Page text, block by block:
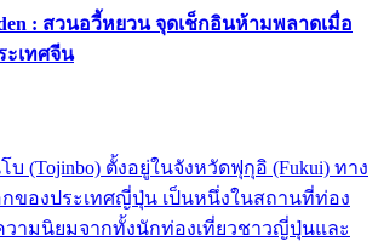
: สวนอวี้หยวน จุดเช็กอินห้ามพลาดเมื่อ
ะเทศจีน
(Tojinbo) ตั้งอยู่ในจังหวัดฟุกุอิ (Fukui) ทาง
ของประเทศญี่ปุ่น เป็นหนึ่งในสถานที่ท่อง
วามนิยมจากทั้งนักท่องเที่ยวชาวญี่ปุ่นและ